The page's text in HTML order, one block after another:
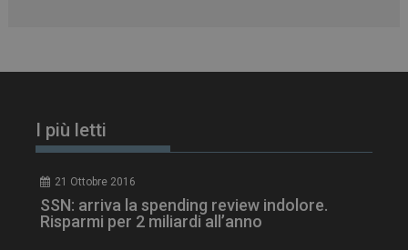
I più letti
21 Ottobre 2016
SSN: arriva la spending review indolore.
Risparmi per 2 miliardi all’anno